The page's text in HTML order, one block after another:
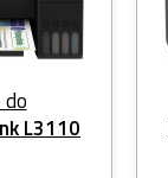
L3110